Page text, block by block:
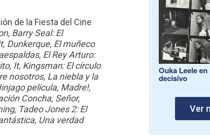
de la Fiesta del Cine
Barry Seal: El
Dunkerque, El muñeco
El Rey Arturo:
It, Kingsman: El círculo
nosotros, La niebla y la
película, Madre!,
Concha, Señor,
Tadeo Jones 2: El
Una verdad
Ouka Leele
decisivo
Ver